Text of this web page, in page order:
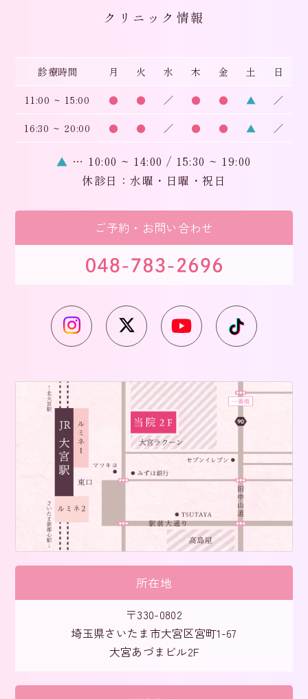
クリニック情報
診療時間 月 火 水 木 金 土 日
11:00 ~ 15:00 ● ● ／ ● ● ▲ ／
16:30 ~ 20:00 ● ● ／ ● ● ▲ ／
▲ … 10:00 ~ 14:00 / 15:30 ~ 19:00
休診日：水曜・日曜・祝日
ご予約・お問い合わせ
所在地
〒330-0802
埼玉県さいたま市大宮区宮町1-67
大宮あづまビル2F